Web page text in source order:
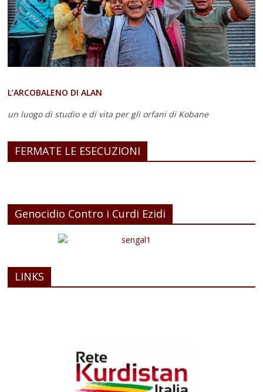
L’ARCOBALENO DI ALAN
un luogo di studio e di vita per gli orfani di Kobane
FERMATE LE ESECUZIONI
Genocidio Contro i Curdi Ezidi
LINKS